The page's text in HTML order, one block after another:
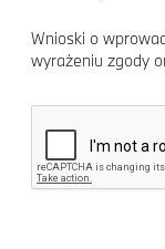
Wnioski o
wyrażeniu zgody